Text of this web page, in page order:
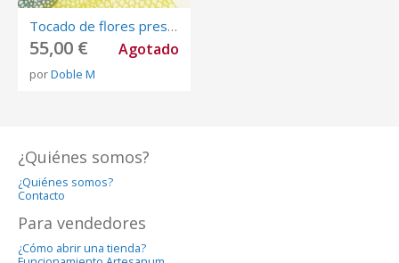
Tocado de flores preservadas
55,00 € Agotado
porDoble M
¿Quiénes somos?
¿Quiénes somos?
Contacto
Para vendedores
¿Cómo abrir una tienda?